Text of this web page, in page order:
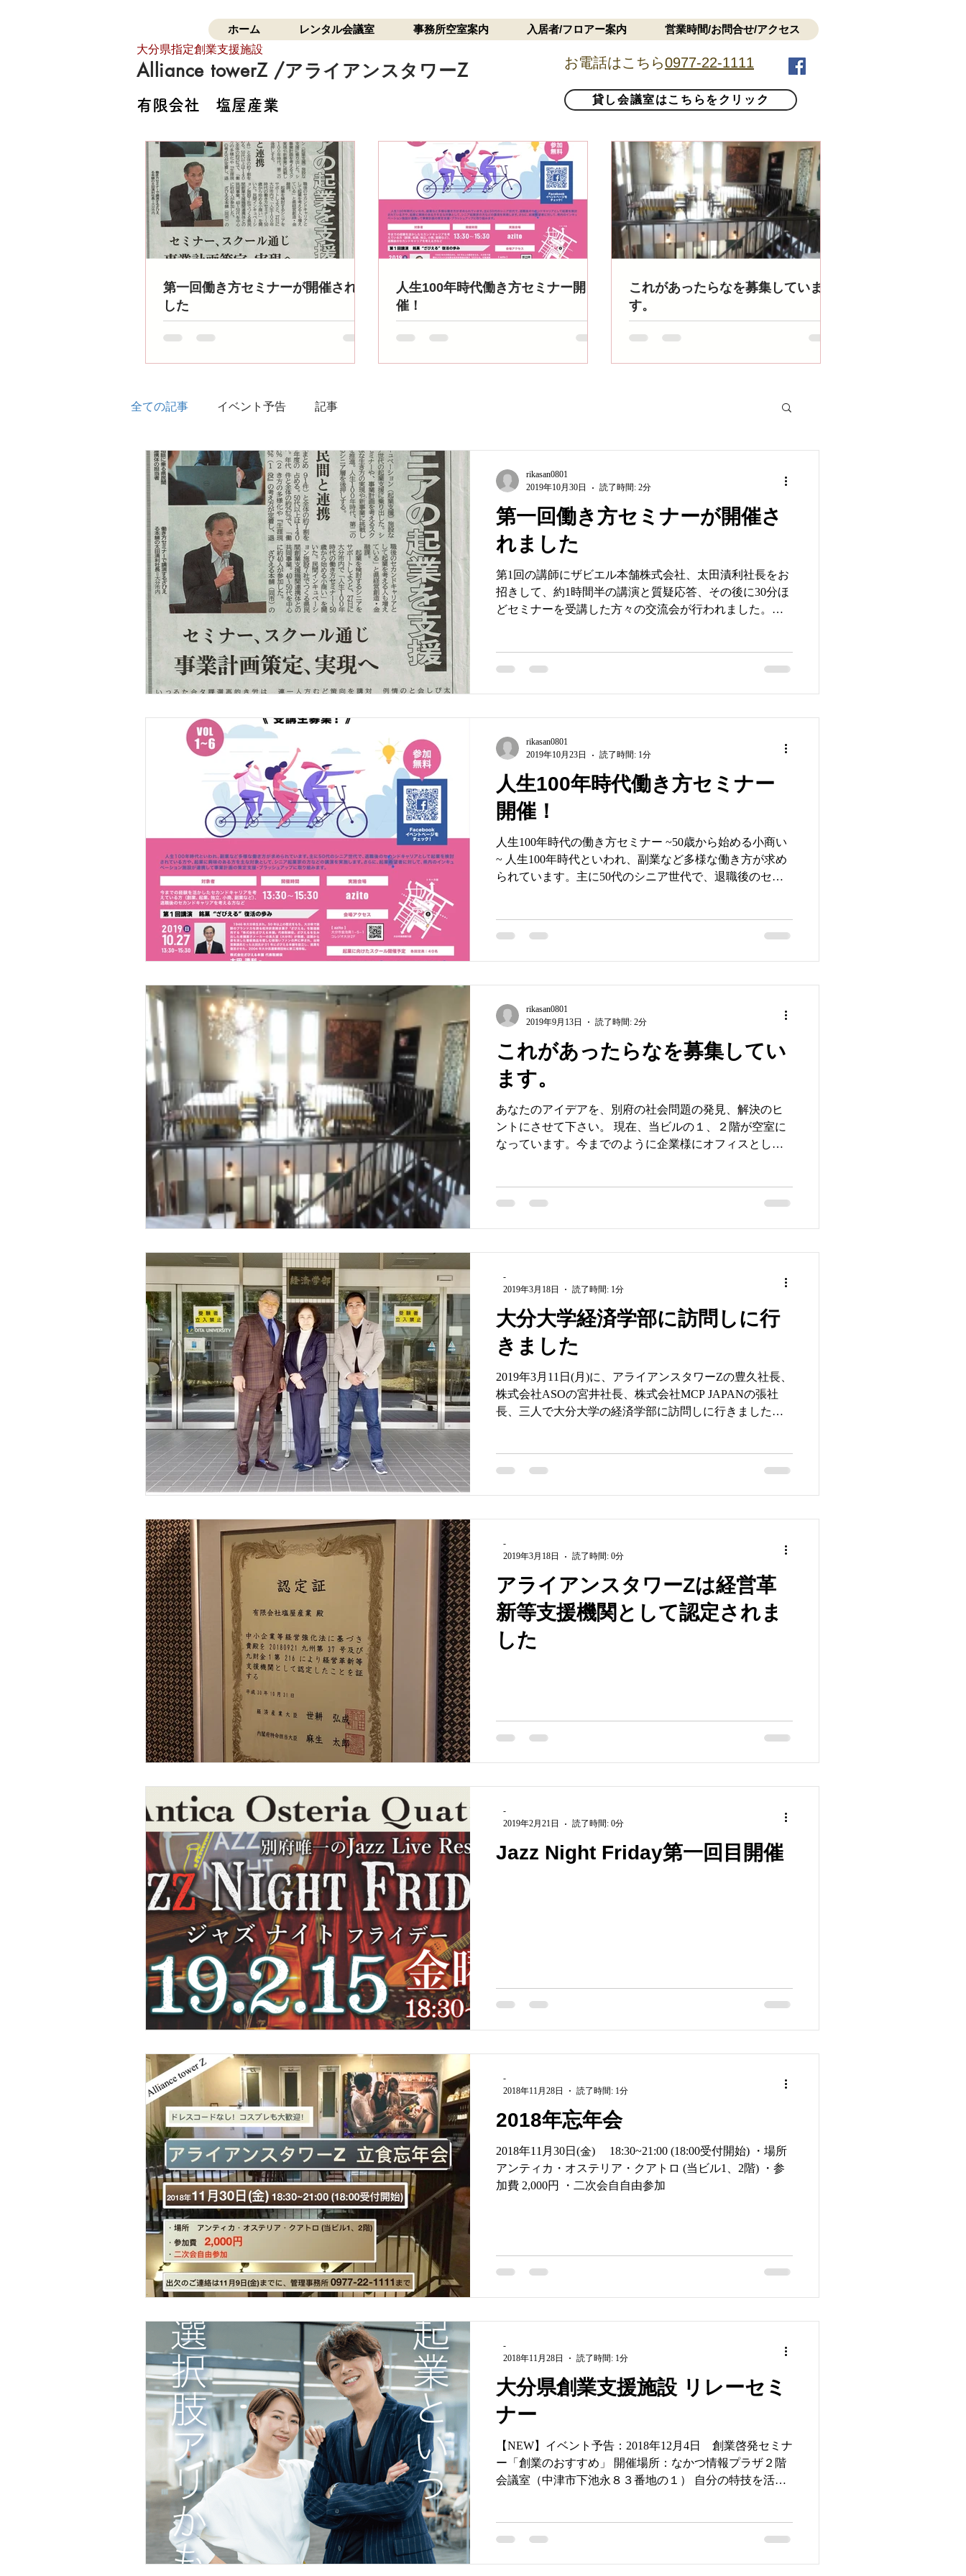
ホーム レンタル会議室 事務所空室案内 入居者/フロアー案内
営業時間/お問合せ/アクセス
大分県指定創業支援施設
Alliance towerZ /アライアンスタワーZ
​有限会社 塩屋産業
お電話はこちら0977-22-1111
貸し会議室はこちらをクリック
第一回働き方セミナーが開催されま
した
人生100年時代働き方セミナー開
催！
これがあったらなを募集していま
す。
全ての記事 イベント予告 記事
第一回働き方セミナーが開催さ
れました
第1回の講師にザビエル本舗株式会社、太田漬利社長をお
招きして、約1時間半の講演と質疑応答、その後に30分ほ
どセミナーを受講した方々の交流会が行われました。太
rikasan0801
2019年10月30日
読了時間: 2分
人生100年時代働き方セミナー
開催！
人生100年時代の働き方セミナー ~50歳から始める小商い
~ 人生100年時代といわれ、副業など多様な働き方が求め
られています。主に50代のシニア世代で、退職後のセカ
rikasan0801
2019年10月23日
読了時間: 1分
これがあったらなを募集してい
ます。
あなたのアイデアを、別府の社会問題の発見、解決のヒ
ントにさせて下さい。 現在、当ビルの１、２階が空室に
なっています。今までのように企業様にオフィスとして
rikasan0801
2019年9月13日
読了時間: 2分
大分大学経済学部に訪問しに行
きました
2019年3月11日(月)に、アライアンスタワーZの豊久社長、
株式会社ASOの宮井社長、株式会社MCP JAPANの張社
長、三人で大分大学の経済学部に訪問しに行きました。
-
2019年3月18日
読了時間: 1分
アライアンスタワーZは経営革
新等支援機関として認定されま
した
-
2019年3月18日
読了時間: 0分
Jazz Night Friday第一回目開催
-
2019年2月21日
読了時間: 0分
2018年忘年会
2018年11⽉30⽇(金) 18:30~21:00 (18:00受付開始) ・場所
アンティカ・オステリア・クアトロ (当ビル1、2階) ・参
加費 2,000円 ・⼆次会⾃自由参加
-
2018年11月28日
読了時間: 1分
大分県創業支援施設 リレーセミ
ナー
【NEW】イベント予告：2018年12月4日 創業啓発セミナ
ー「創業のおすすめ」 開催場所：なかつ情報プラザ２階
会議室（中津市下池永８３番地の１） 自分の特技を活か
-
2018年11月28日
読了時間: 1分